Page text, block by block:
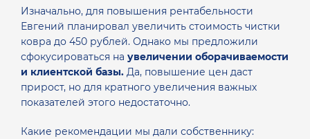
Изначально, для повышения рентабельности
Евгений планировал увеличить стоимость чистки
ковра до 450 рублей. Однако мы предложили
сфокусироваться на увеличении оборачиваемости
и клиентской базы. Да, повышение цен даст
прирост, но для кратного увеличения важных
показателей этого недостаточно.
Какие рекомендации мы дали собственнику: